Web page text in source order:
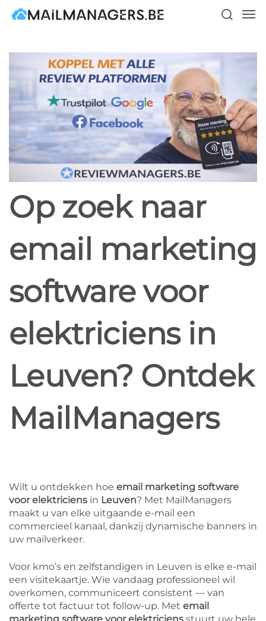
Skip
Op zoek naar
email marketing
software voor
elektriciens in
Leuven? Ontdek
MailManagers
Wilt u ontdekken hoe email marketing software
voor elektriciens in Leuven? Met MailManagers
maakt u van elke uitgaande e-mail een
commercieel kanaal, dankzij dynamische banners in
uw mailverkeer.
Voor kmo’s en zelfstandigen in Leuven is elke e-mail
een visitekaartje. Wie vandaag professioneel wil
overkomen, communiceert consistent — van
offerte tot factuur tot follow-up. Met email